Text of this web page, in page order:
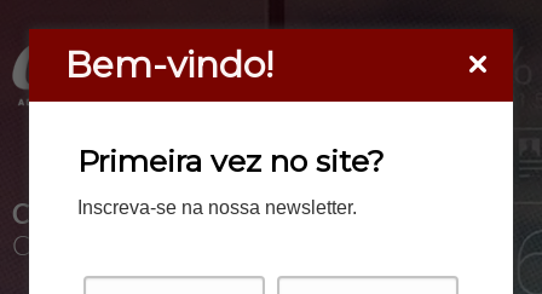
Bem-vindo!
Primeira vez no site?
Inscreva-se na nossa newsletter.
CASSULI ADVOCACIAE
CONSULTORIA